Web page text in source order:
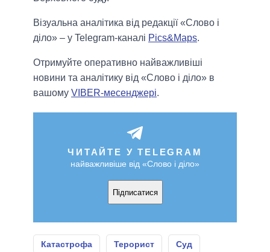
Візуальна аналітика від редакції «Слово і
діло» – у Telegram-каналі Pics&Maps.
Отримуйте оперативно найважливіші
новини та аналітику від «Слово і діло» в
вашому VIBER-месенджері.
ЧИТАЙТЕ У TELEGRAM
найважливіше від «Слово і діло»
Підписатися
Катастрофа Терорист Суд